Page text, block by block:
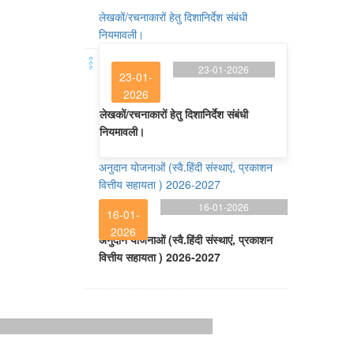
लेखकों/रचनाकारों हेतु दिशानिर्देश संबंधी
नियमावली।
23-01-
2026
23-01-2026
लेखकों/रचनाकारों हेतु दिशानिर्देश संबंधी
नियमावली।
अनुदान योजनाओं (स्वै.हिंदी संस्थाएं, प्रकाशन
वित्तीय सहायता ) 2026-2027
16-01-
2026
16-01-2026
अनुदान योजनाओं (स्वै.हिंदी संस्थाएं, प्रकाशन
वित्तीय सहायता ) 2026-2027